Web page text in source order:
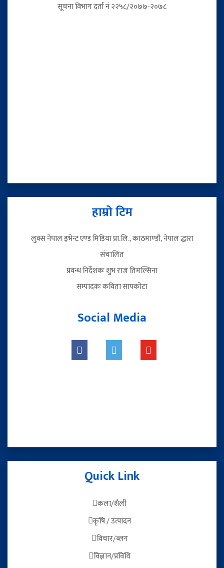
सूचना विभाग दर्ता नं २२५८/२०७७-२०७८
हाम्रो टिम
लुक्स नेपाल इभेन्ट एण्ड मिडिया प्रा.लि., काठमाण्डौ, नेपाल द्धारा
संचालित
प्रवन्ध निर्देशकः शुभ राज तिमल्सिना
सम्पादकः कविता सापकोटा
Social Media
Quick Link
कला/शैली
कृषि / उत्पादन
विचार/ब्लग
विज्ञान/प्रविधि